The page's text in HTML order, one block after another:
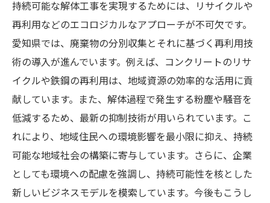
持続可能な解体工事を実現するためには、リサイクルや
再利用などのエコロジカルなアプローチが不可欠です。
愛知県では、廃棄物の分別収集とそれに基づく再利用技
術の導入が進んでいます。例えば、コンクリートのリサ
イクルや鉄鋼の再利用は、地域資源の効率的な活用に貢
献しています。また、解体過程で発生する粉塵や騒音を
低減するため、最新の抑制技術が用いられています。こ
れにより、地域住民への環境影響を最小限に抑え、持続
可能な地域社会の構築に寄与しています。さらに、企業
としても環境への配慮を強調し、持続可能性を核とした
新しいビジネスモデルを模索しています。今後もこうし